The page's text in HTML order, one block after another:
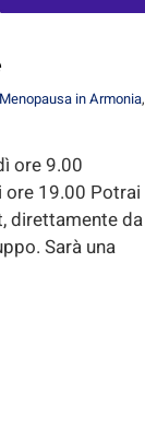
Menopausa in Armonia,
ore 9.00
19.00 Potrai
direttamente da
Sarà una